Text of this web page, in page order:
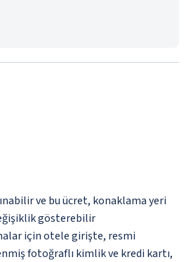
ve bu ücret, konaklama yeri
gösterebilir
için otele girişte, resmi
fotoğraflı kimlik ve kredi kartı,